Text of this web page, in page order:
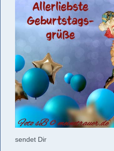
sendet Dir